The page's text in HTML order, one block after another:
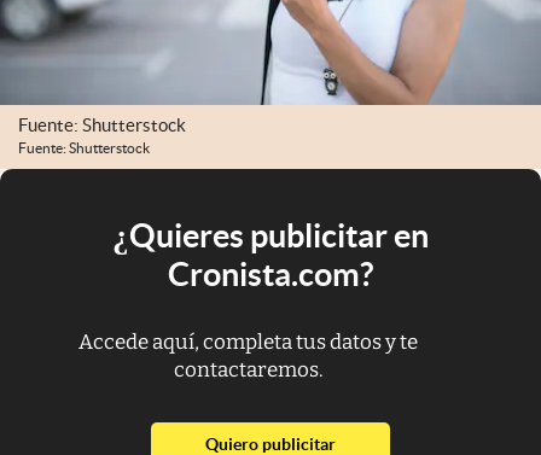
Fuente: Shutterstock
Fuente: Shutterstock
¿Quieres publicitar en
Cronista.com?
Accede aquí, completa tus datos y te
contactaremos.
Quiero publicitarabre en nueva pestaña